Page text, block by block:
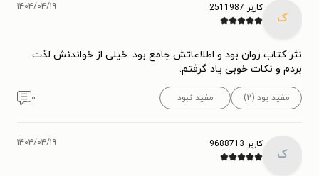
ک
کاربر 2511987 ۱۴۰۴/۰۴/۱۹
نثر کتاب روان بود و اطلاعاتش جامع بود. خیلی از خواندنش لذت
بردم و نکات خوبی یاد گرفتم.
مفید بود (۲) مفید نبود ۰
ک
کاربر 9688713 ۱۴۰۴/۰۴/۱۹